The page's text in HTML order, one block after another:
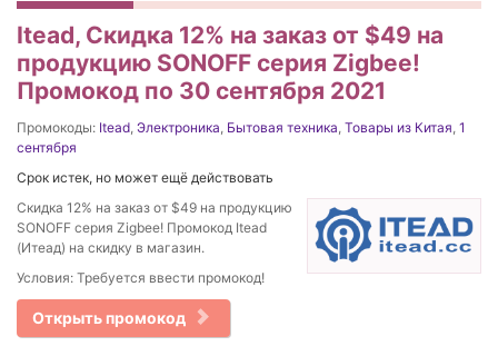
Itead, Скидка 12% на заказ от $49 на
продукцию SONOFF серия Zigbee!
Промокод по 30 сентября 2021
Промокоды: Itead, Электроника, Бытовая техника, Товары из Китая, 1
сентября
Срок истек, но может ещё действовать
Скидка 12% на заказ от $49 на продукцию
SONOFF серия Zigbee! Промокод Itead
(Итеад) на скидку в магазин.
Условия: Требуется ввести промокод!
Открыть промокод